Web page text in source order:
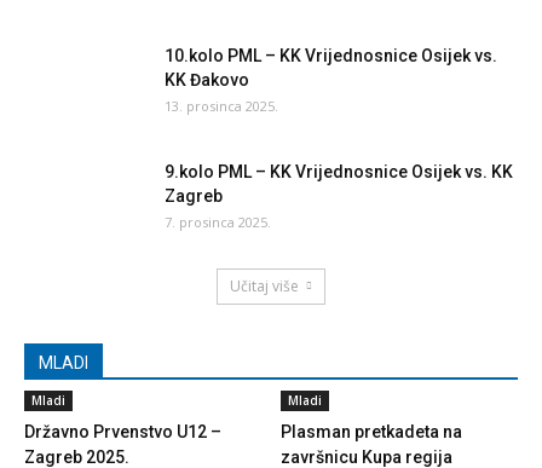
10.kolo PML – KK Vrijednosnice Osijek vs.
KK Đakovo
13. prosinca 2025.
9.kolo PML – KK Vrijednosnice Osijek vs. KK
Zagreb
7. prosinca 2025.
Učitaj više
MLADI
Mladi
Državno Prvenstvo U12 –
Zagreb 2025.
Mladi
Plasman pretkadeta na
završnicu Kupa regija